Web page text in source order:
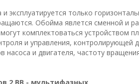
эксплуатируется только
Обойма явлется сменной и
комплектоваться устройством
и управления, контролирующей
насоса и двигателя, частоту